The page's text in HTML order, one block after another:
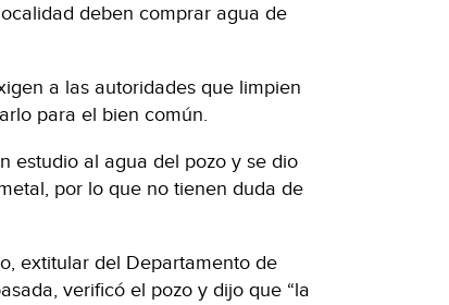
deben comprar agua de
a las autoridades que limpien
para el bien común.
estudio al agua del pozo y se dio
por lo que no tienen duda de
extitular del Departamento de
verificó el pozo y dijo que “la